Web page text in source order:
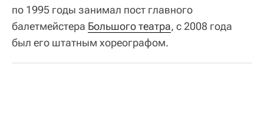
по 1995 годы занимал пост главного
балетмейстера Большого театра, с 2008 года
был его штатным хореографом.